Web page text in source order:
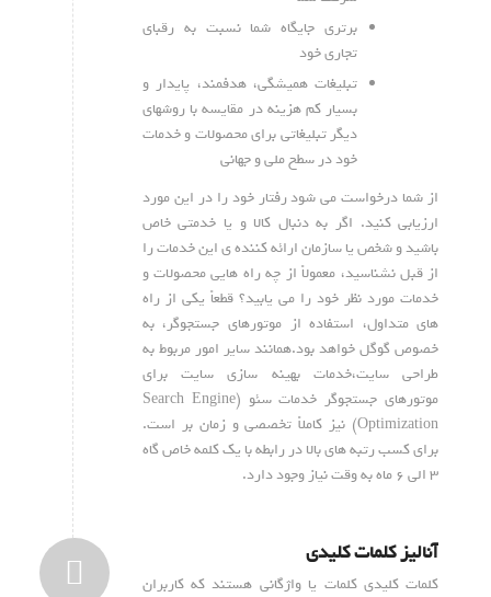
برتری جایگاه شما نسبت به رقبای
تجاری خود
تبلیغات همیشگی، هدفمند، پایدار و
بسیار کم هزینه در مقایسه با روشهای
دیگر تبلیغاتی برای محصولات و خدمات
خود در سطح ملی و جهانی
از شما درخواست می شود رفتار خود را در این مورد
ارزیابی کنید. اگر به دنبال کالا و یا خدمتی خاص
باشید و شخص یا سازمان ارائه کننده ی این خدمات را
از قبل نشناسید، معمولاً از چه راه هایی محصولات و
خدمات مورد نظر خود را می یابید؟ قطعاً یکی از راه
های متداول، استفاده از موتورهای جستجوگر، به
خصوص گوگل خواهد بود.همانند سایر امور مربوط به
طراحی سایت،خدمات بهینه سازی سایت برای
موتورهای جستجوگر خدمات سئو (Search Engine
Optimization) نیز کاملاً تخصصی و زمان بر است.
برای کسب رتبه های بالا در رابطه با یک کلمه خاص گاه
۳ الی ۶ ماه به وقت نیاز وجود دارد.
آنالیز کلمات کلیدی
کلمات کلیدی کلمات یا واژگانی هستند که کاربران